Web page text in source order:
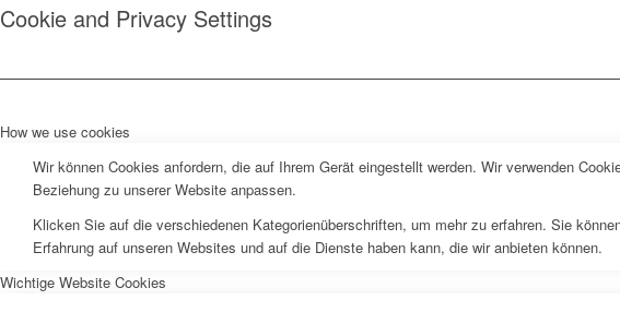
Cookie and Privacy Settings
How we use cookies
Wir können Cookies anfordern, die auf Ihrem Gerät eingestellt werden. Wir verwenden
Beziehung zu unserer Website anpassen.
Klicken Sie auf die verschiedenen Kategorienüberschriften, um mehr zu erfahren. Sie
Erfahrung auf unseren Websites und auf die Dienste haben kann, die wir anbieten können.
Wichtige Website Cookies